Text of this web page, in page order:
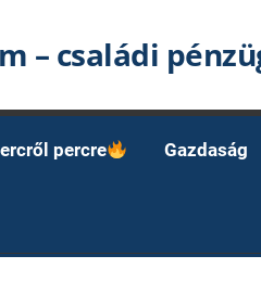
– családi
percre Gazdaság